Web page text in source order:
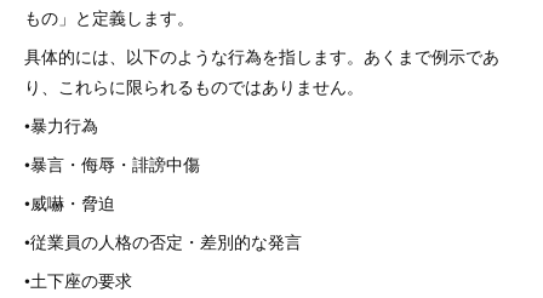
もの」と定義します。
具体的には、以下のような行為を指します。あくまで例示であ
り、これらに限られるものではありません。
•暴力行為
•暴言・侮辱・誹謗中傷
•威嚇・脅迫
•従業員の人格の否定・差別的な発言
•土下座の要求